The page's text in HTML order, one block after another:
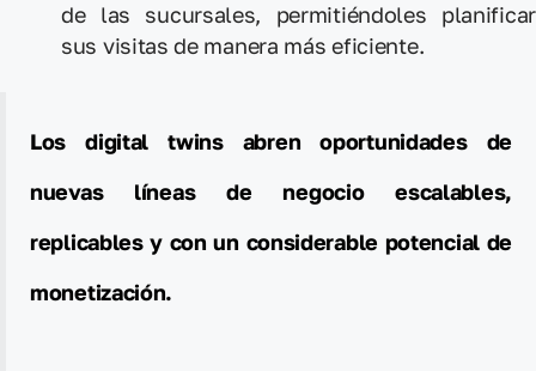
de las sucursales, permitiéndoles planificar
sus visitas de manera más eficiente.
Los digital twins abren oportunidades de
nuevas líneas de negocio escalables,
replicables y con un considerable potencial de
monetización.